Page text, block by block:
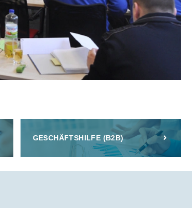
GESCHÄFTSHILFE (B2B)